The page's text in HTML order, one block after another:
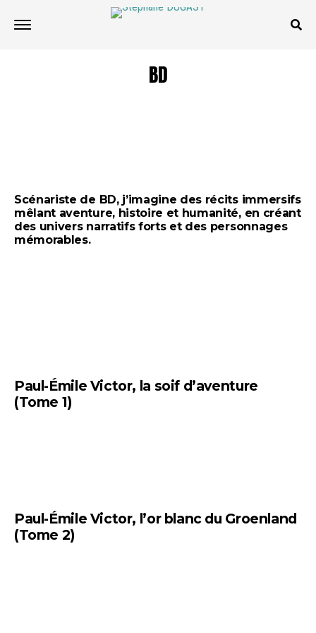
BD
Scénariste de BD, j’imagine des récits immersifs
mêlant aventure, histoire et humanité, en créant
des univers narratifs forts et des personnages
mémorables.
Paul-Émile Victor, la soif d’aventure
(Tome 1)
Paul-Émile Victor, l’or blanc du Groenland
(Tome 2)